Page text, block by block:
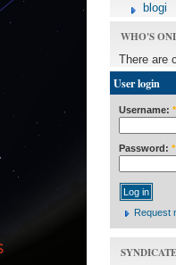
blogi
WHO'S
There are
User login
Username: *
Password: *
Request
SYNDICATE